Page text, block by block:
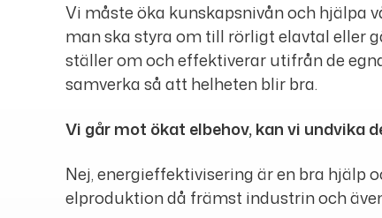
Vi måste öka kunskapsnivån och hjälpa
man ska styra om till rörligt elavtal eller
ställer om och effektiverar utifrån de
samverka så att helheten blir bra.
Vi går mot ökat elbehov, kan vi undvika
Nej, energieffektivisering är en bra hjälp
elproduktion då främst industrin och